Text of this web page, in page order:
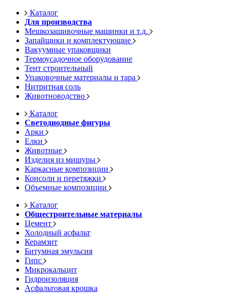
Каталог
Для производства
Мешкозашивочные машинки и т.д.
Запайщики и комплектующие
Вакуумные упаковщики
Термоусадочное оборудование
Тент строительный
Упаковочные материалы и тара
Нитритная соль
Животноводство
Каталог
Светодиодные фигуры
Арки
Елки
Животные
Изделия из мишуры
Каркасные композиции
Консоли и перетяжки
Объемные композиции
Каталог
Общестроительные материалы
Цемент
Холодный асфальт
Керамзит
Битумная эмульсия
Гипс
Микрокальцит
Гидроизоляция
Асфальтовая крошка